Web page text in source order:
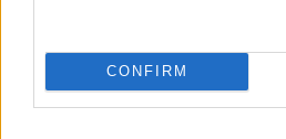
CONFIRM
Flórián téri